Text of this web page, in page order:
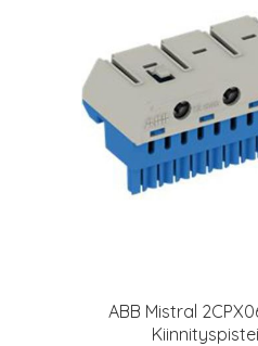
ABB Mistral